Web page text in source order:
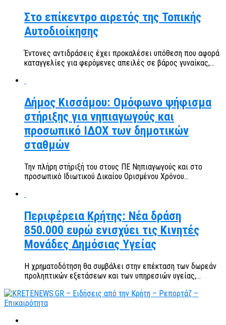
Στο επίκεντρο αιρετός της Τοπικής
Αυτοδιοίκησης
Έντονες αντιδράσεις έχει προκαλέσει υπόθεση που αφορά
καταγγελίες για φερόμενες απειλές σε βάρος γυναίκας,...
Δήμος Κισσάμου: Ομόφωνο ψήφισμα
στήριξης για νηπιαγωγούς και
προσωπικό ΙΔΟΧ των δημοτικών
σταθμών
Την πλήρη στήριξή του στους ΠΕ Νηπιαγωγούς και στο
προσωπικό Ιδιωτικού Δικαίου Ορισμένου Χρόνου...
Περιφέρεια Κρήτης: Νέα δράση
850.000 ευρώ ενισχύει τις Κινητές
Μονάδες Δημόσιας Υγείας
Η χρηματοδότηση θα συμβάλει στην επέκταση των δωρεάν
προληπτικών εξετάσεων και των υπηρεσιών υγείας,...